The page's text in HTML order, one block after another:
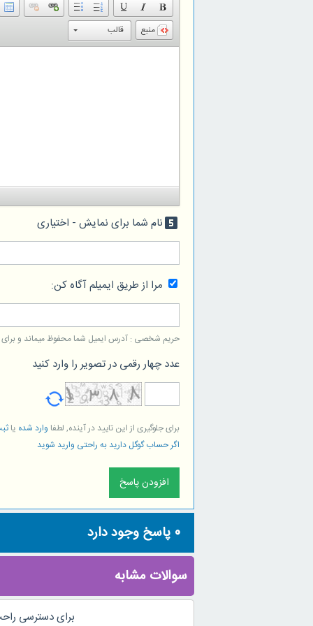
منبع
قالب
looks_5نام شما برای نمایش - اختیاری
مرا از طریق ایمیلم آگاه کن:
حریم شخصی : آدرس ایمیل شما محفوظ میماند و برای
عدد چهار رقمی در تصویر را وارد کنید
برای جلوگیری از این تایید در آینده, لطفا وارد شده یا
اگر حساب گوگل دارید به راحتی وارید شوید
0 پاسخ وجود دارد
سوالات مشابه
برای دسترسی